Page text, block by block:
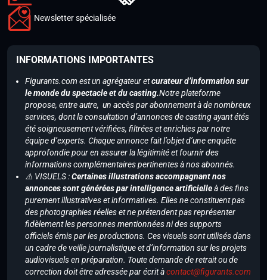
Newsletter spécialisée
INFORMATIONS IMPORTANTES
Figurants.com est un agrégateur etcurateur d’information sur
le monde du spectacle et du casting.Notre plateforme
propose, entre autre, un accès par abonnement à de nombreux
services, dont la consultation d’annonces de casting ayant étés
été soigneusement vérifiées, filtrées et enrichies par notre
équipe d’experts. Chaque annonce fait l’objet d’une enquête
approfondie pour en assurer la légitimité et fournir des
informations complémentaires pertinentes à nos abonnés.
⚠️ VISUELS :Certaines illustrations accompagnant nos
annonces sont générées par intelligence artificielleà des fins
purement illustratives et informatives. Elles ne constituent pas
des photographies réelles et ne prétendent pas représenter
fidèlement les personnes mentionnées ni des supports
officiels émis par les productions. Ces visuels sont utilisés dans
un cadre de veille journalistique et d’information sur les projets
audiovisuels en préparation. Toute demande de retrait ou de
correction doit être adressée par écrit àcontact@figurants.com